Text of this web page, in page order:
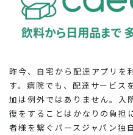
昨今、自宅から配達アプリを
す。病院でも、配達サービス
加は例外ではありません。入
復をすることはかなりの負担
者様を繋ぐパースジャパン独